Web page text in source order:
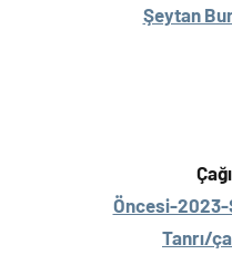
Şeytan
Öncesi-2023-
Tanrı/